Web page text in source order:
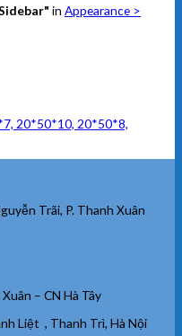
in Appearance >
20*50*10, 20*50*8,
Trãi, P. Thanh Xuân
– CN Hà Tây
Liệt , Thanh Trì, Hà Nội